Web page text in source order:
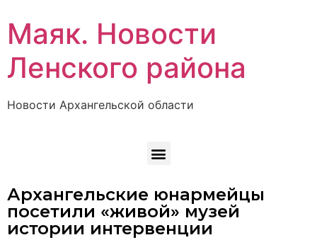
Маяк. Новости
Ленского района
Новости Архангельской области
Архангельские юнармейцы
посетили «живой» музей
истории интервенции